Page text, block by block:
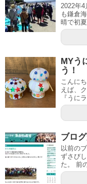
2022年
も鎌倉
晴で初
MYう
う！
こんに
えば、
『うに
ブロ
以前の
ずさび
た。 前